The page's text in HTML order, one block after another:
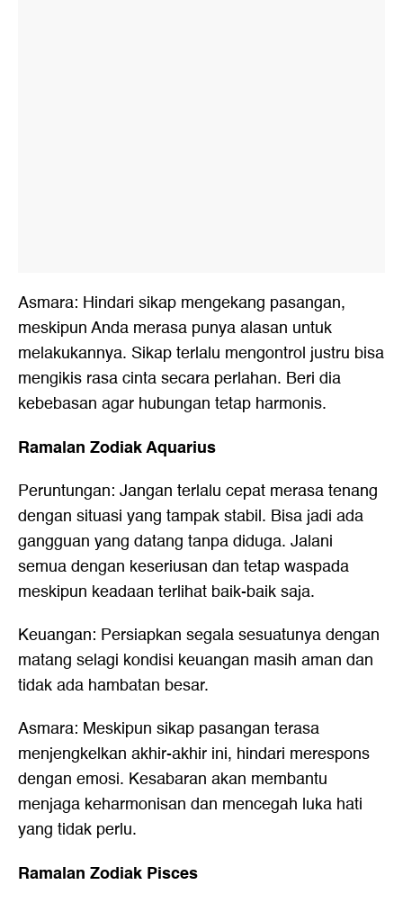
Asmara: Hindari sikap mengekang pasangan,
meskipun Anda merasa punya alasan untuk
melakukannya. Sikap terlalu mengontrol justru bisa
mengikis rasa cinta secara perlahan. Beri dia
kebebasan agar hubungan tetap harmonis.
Ramalan Zodiak Aquarius
Peruntungan: Jangan terlalu cepat merasa tenang
dengan situasi yang tampak stabil. Bisa jadi ada
gangguan yang datang tanpa diduga. Jalani
semua dengan keseriusan dan tetap waspada
meskipun keadaan terlihat baik-baik saja.
Keuangan: Persiapkan segala sesuatunya dengan
matang selagi kondisi keuangan masih aman dan
tidak ada hambatan besar.
Asmara: Meskipun sikap pasangan terasa
menjengkelkan akhir-akhir ini, hindari merespons
dengan emosi. Kesabaran akan membantu
menjaga keharmonisan dan mencegah luka hati
yang tidak perlu.
Ramalan Zodiak Pisces